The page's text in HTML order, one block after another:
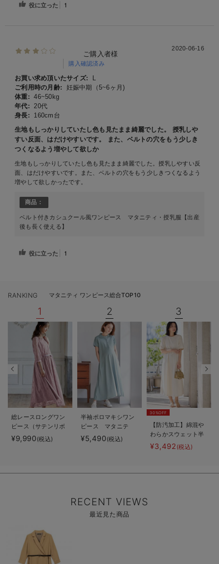
役に立った 1
ご購入者様
購入確認済み
2020-06-16
お買い求め頂いたサイズ:
L
ご利用時の月齢:
妊娠中期（5~6ヶ月)
体重: 46~50kg
年代:
20代
身長:
160cm台
生地もしっかりしていたし色も見たまま綺麗でした。 授乳しや
すい反面、はだけやすいです。 また、ベルトの穴をもう少しき
つくなるよう増やして欲しか
生地もしっかりしていたし色も見たまま綺麗でした。授乳しやすい反
面、はだけやすいです。また、ベルトの穴をもう少しきつくなるよう
増やして欲しかったです。
商品：
ベルト付きカシュクール風ワンピース マタニティ・授乳服【出産
後も長く使える】
役に立った 1
RANKING マタニティ ワンピース総合TOP10
1
総レースロングワン
ピース（サテンリボ
ンベルト付） マタ
ニティ・授乳服【出
¥9,990(税込)
2
半袖ポロマキシワン
ピース マタニテ
ィ・授乳服【出産後
も長く使える】
¥5,490(税込)
3
30%OFF
【防汚加工】綿混や
わらかスウェット半
袖フレアワンピー
ス マタニティ・産
える】
¥3,492 (税込)
RECENT VIEWS
最近見た商品